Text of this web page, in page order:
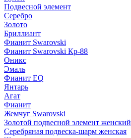
Подвесной элемент
Серебро
Золото
Бриллиант
Фианит Swarovski
Фианит Swarovski Кр-88
Оникс
Эмаль
Фианит EQ
Янтарь
Агат
Фианит
Жемчуг Swarovski
Золотой подвесной элемент женcкий
Серебряная подвеска-шарм женская